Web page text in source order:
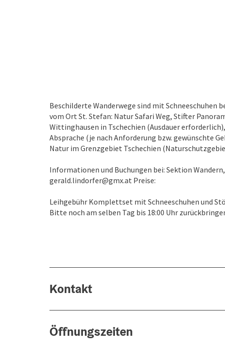
Beschilderte Wanderwege sind mit Schneeschuhen
vom Ort St. Stefan: Natur Safari Weg, Stifter
Wittinghausen in Tschechien (Ausdauer
Absprache (je nach Anforderung bzw. gewünschte
Natur im Grenzgebiet Tschechien
Informationen und Buchungen bei: Sektion
gerald.lindorfer@gmx.at Preise:
Leihgebühr Komplettset mit Schneeschuhen und
Bitte noch am selben Tag bis 18:00 Uhr
Kontakt
Öffnungszeiten